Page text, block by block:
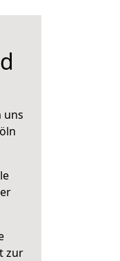
uns
zur